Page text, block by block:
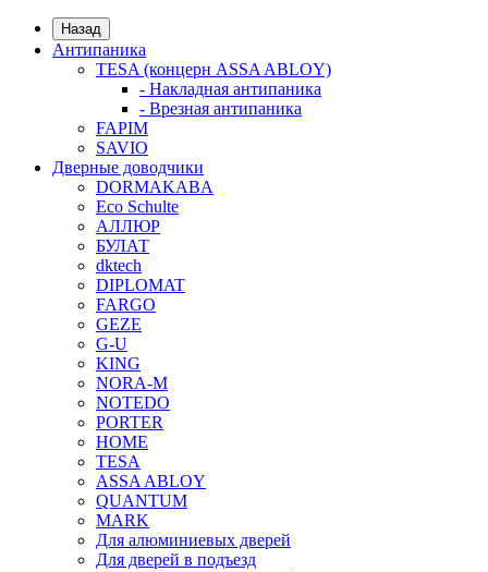
Назад
Антипаника
TESA (концерн ASSA ABLOY)
- Накладная антипаника
- Врезная антипаника
FAPIM
SAVIO
Дверные доводчики
DORMAKABA
Eco Schulte
АЛЛЮР
БУЛАТ
dktech
DIPLOMAT
FARGO
GEZE
G-U
KING
NORA-M
NOTEDO
PORTER
HOME
TESA
ASSA ABLOY
QUANTUM
MARK
Для алюминиевых дверей
Для дверей в подъезд